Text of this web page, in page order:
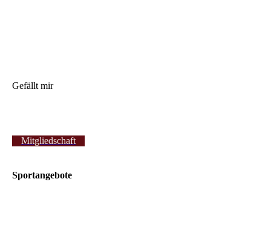
Gefällt mir
Mitgliedschaft
Sportangebote